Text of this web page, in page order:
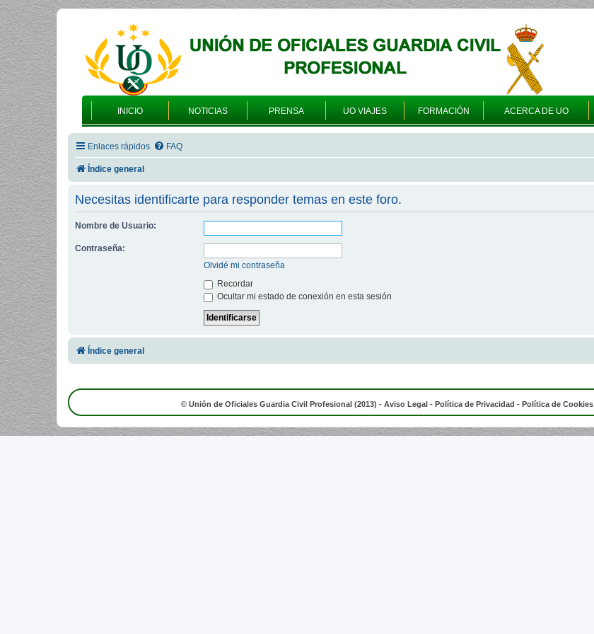
INICIO NOTICIAS PRENSA UO VIAJES FORMACIÓN ACERCA DE UO
Enlaces rápidos FAQ
Índice general
Necesitas identificarte para responder temas en este foro.
Nombre de Usuario:
Contraseña:
Olvidé mi contraseña
Recordar
Ocultar mi estado de conexión en esta sesión
Índice general
© Unión de Oficiales Guardia Civil Profesional (2013) - Aviso Legal - Política de Privacidad - Política de Cookies